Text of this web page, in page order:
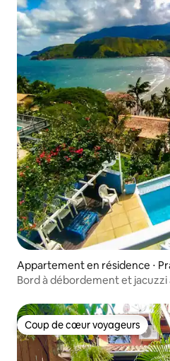
Appartement en résidence ⋅
Grande
Bord à débordement et jacuzzi
Coup de cœur voyageurs
Coup de cœur voyageurs